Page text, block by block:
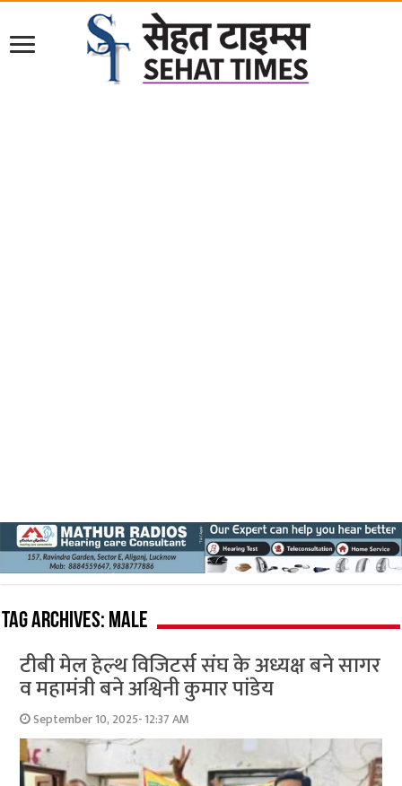
Tag Archives: male
टीबी मेल हेल्थ विजिटर्स संघ के अध्यक्ष बने सागर
व महामंत्री बने अश्विनी कुमार पांडेय
September 10, 2025- 12:37 AM